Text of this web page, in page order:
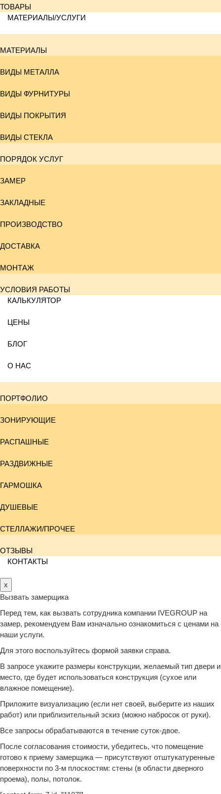
ТОВАРЫ
МАТЕРИАЛЫ/УСЛУГИ
МАТЕРИАЛЫ
ВИДЫ МЕТАЛЛА
ВИДЫ ФУРНИТУРЫ
ВИДЫ ПОКРЫТИЯ
ВИДЫ СТЕКЛА
ПОРЯДОК УСЛУГ
ЗАМЕР
ЗАКЛАДНЫЕ
ПРОИЗВОДСТВО
ДОСТАВКА
МОНТАЖ
УСЛОВИЯ РАБОТЫ
КАЛЬКУЛЯТОР
ЦЕНЫ
БЛОГ
О НАС
ПОРТФОЛИО
ЗОНИРУЮЩИЕ
РАСПАШНЫЕ
РАЗДВИЖНЫЕ
ГАРМОШКА
ДУШЕВЫЕ
СТЕЛЛАЖИ/ПРОЧЕЕ
ОТЗЫВЫ
КОНТАКТЫ
x
Вызвать замерщика
Перед тем, как вызвать сотрудника компании IVEGROUP на
замер, рекомендуем Вам изначально ознакомиться с ценами на
наши услуги.
Для этого воспользуйтесь формой заявки справа.
В запросе укажите размеры конструкции, желаемый тип двери и
место, где будет использоваться конструкция (сухое или
влажное помещение).
Приложите визуализацию (если нет своей, выберите из наших
работ) или приблизительный эскиз (можно набросок от руки).
Все запросы обрабатываются в течение суток-двое.
После согласования стоимости, убедитесь, что помещение
готово к приему замерщика — присутствуют отштукатуренные
поверхности по 3-м плоскостям: стены (в области дверного
проема), полы, потолок.